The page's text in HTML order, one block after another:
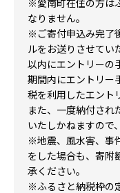
※愛南町在住の方は
なりません。
※ご寄付申込み完了
ルをお送りさせてい
以内にエントリーの
期間内にエントリー
税を利用したエント
また、一度納付され
いたしかねますので
※地震、風水害、事
をした場合も、寄附
承ください。
※ふるさと納税枠の